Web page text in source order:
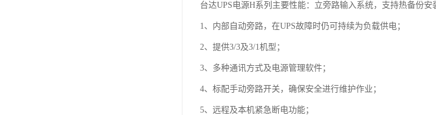
台达UPS电源H系列主要性能：立旁路输入系统，支持热备份安
1、内部自动旁路，在UPS故障时仍可持续为负载供电；
2、提供3/3及3/1机型；
3、多种通讯方式及电源管理软件；
4、标配手动旁路开关，确保安全进行维护作业；
5、远程及本机紧急断电功能；